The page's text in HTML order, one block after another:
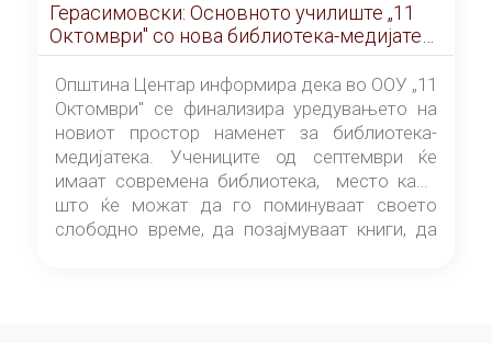
Герасимовски: Основното училиште „11
Октомври" со нова библиотека-медијатека
од септември
Општина Центар информира дека во ООУ „11
Октомври" се финализира уредувањето на
новиот простор наменет за библиотека-
медијатека. Учениците од септември ќе
имаат современа библиотека, место каде
што ќе можат да го поминуваат своето
слободно време, да позајмуваат книги, да